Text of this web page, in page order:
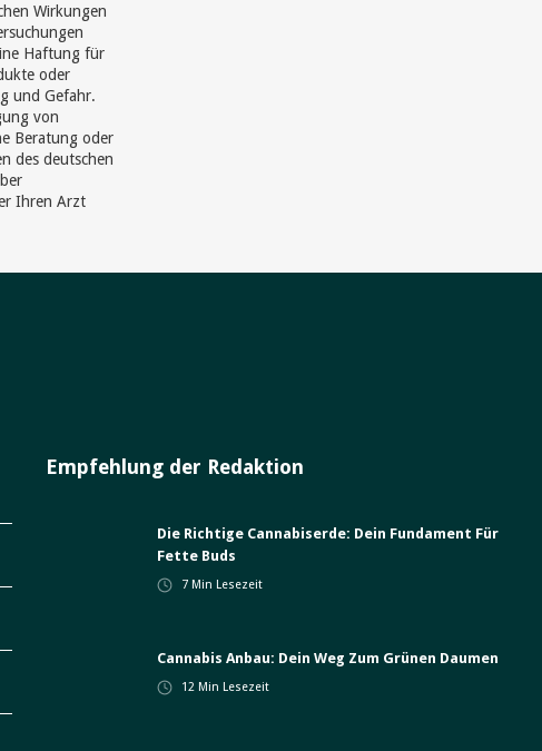
Wirkungen
Haftung für
oder
und Gefahr.
von
Beratung oder
des deutschen
Ihren Arzt
Empfehlung der Redaktion
Die Richtige Cannabiserde: Dein Fundament Für
Fette Buds
7Min Lesezeit
Cannabis Anbau: Dein Weg Zum Grünen Daumen
12 Min Lesezeit